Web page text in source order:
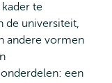
te
de universiteit,
andere vormen
een